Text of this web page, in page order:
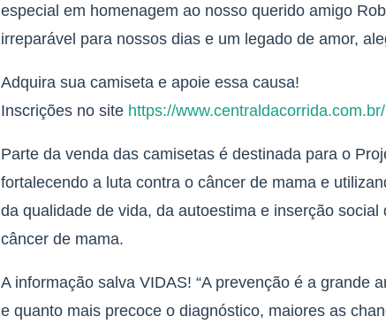
especial em homenagem ao nosso querido amigo
irreparável para nossos dias e um legado de amor,
Adquira sua camiseta e apoie essa causa!
Inscrições no site https://
Parte da venda das camisetas é destinada para o
fortalecendo a luta contra o câncer de mama e
da qualidade de vida, da autoestima e inserção social
câncer de mama.
A informação salva VIDAS! “A prevenção é a grande
e quanto mais precoce o diagnóstico, maiores as